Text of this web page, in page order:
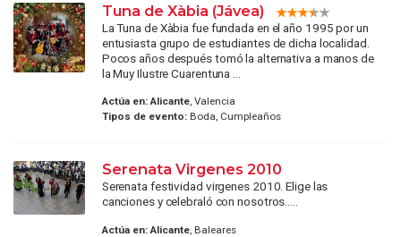
Tuna de Xàbia (Jávea)
La Tuna de Xàbia fue fundada en el año 1995 por un
entusiasta grupo de estudiantes de dicha localidad.
Pocos años después tomó la alternativa a manos de
la Muy Ilustre Cuarentuna ...
Actúa en: Alicante, Valencia
Tipos de evento:Boda, Cumpleaños
Serenata Virgenes 2010
Serenata festividad virgenes 2010. Elige las
canciones y celebraló con nosotros.....
Actúa en: Alicante, Baleares